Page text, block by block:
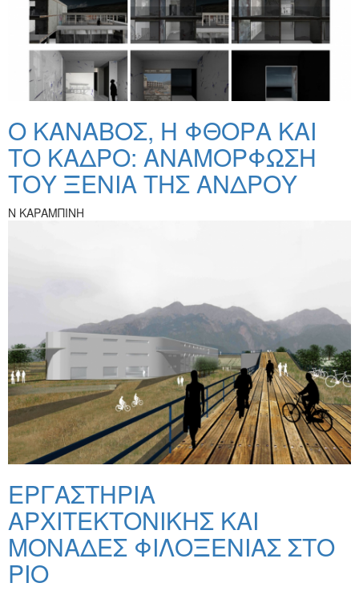
Ο ΚΑΝΑΒΟΣ, Η ΦΘΟΡΑ ΚΑΙ
ΤΟ ΚΑΔΡΟ: ΑΝΑΜΟΡΦΩΣΗ
ΤΟΥ ΞΕΝΙΑ ΤΗΣ ΑΝΔΡΟΥ
Ν ΚΑΡΑΜΠΙΝΗ
ΕΡΓΑΣΤΗΡΙΑ
ΑΡΧΙΤΕΚΤΟΝΙΚΗΣ ΚΑΙ
ΜΟΝΑΔΕΣ ΦΙΛΟΞΕΝΙΑΣ ΣΤΟ
ΡΙΟ